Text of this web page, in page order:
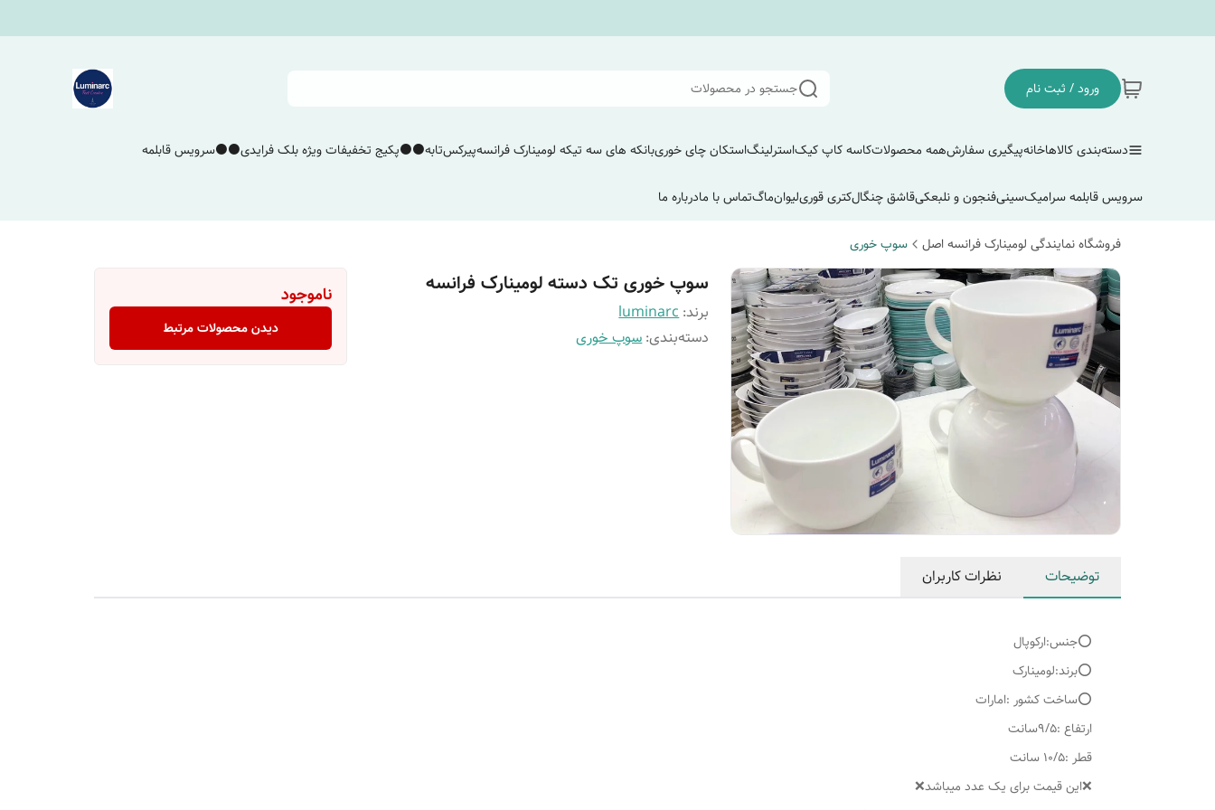
ورود / ثبت نام جستجو در محصولات
دسته‌بندی کالاهاخانهپیگیری سفارشهمه محصولاتکاسه کاپ کیکاسترلینگاستکان چای خوریبانکه های سه تیکه لومینارک فرانسهپیرکستابه⚫️⚫️پکیج تخفیفات ویژه بلک فرایدی⚫️⚫️سرویس قابلمه
سرویس قابلمه سرامیکسینیفنجون و نلبعکیقاشق چنگالکتری قوریلیوانماگتماس با مادرباره ما
فروشگاه نمایندگی لومینارک فرانسه اصل سوپ خوری
سوپ خوری تک دسته لومینارک فرانسه
برند:luminarc
دسته‌بندی:سوپ خوری
ناموجود
دیدن محصولات مرتبط
توضیحات نظرات کاربران
⭕️جنس:ارکوپال
⭕️برند:لومینارک
⭕️ساخت کشور :امارات
ارتفاع :۹/۵سانت
قطر :۱۰/۵ سانت
❌این قیمت برای یک عدد میباشد❌